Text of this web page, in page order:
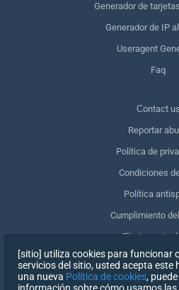
Generador de
Generador de IP
Useragent
Faq
Сontact us
Reportar
Política de
Condiciones
Política
Cumplimiento
Eliminar mis
Retirar el
[sitio] utiliza cookies para funcionar
servicios del sitio, usted acepta este
una nueva Política de cookies,